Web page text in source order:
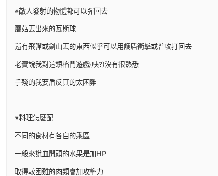
※敵人發射的物體都可以彈回去
蘑菇丟出來的瓦斯球
還有飛彈或劍山丟的東西似乎可以用護盾衝擊或普攻打回去
老實說我對這類格鬥遊戲(咦?)沒有很熟悉
手殘的我要盾反真的太困難
※料理怎麼配
不同的食材有各自的乘區
一般來說血開頭的水果是加HP
取得較困難的肉類會加攻擊力